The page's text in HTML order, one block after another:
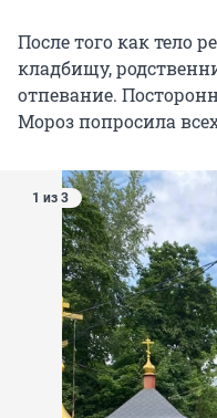
После того как тело
кладбищу,
отпевание.
Мороз попросила
1 из 3